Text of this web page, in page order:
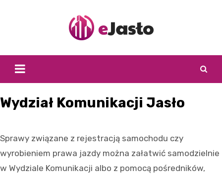
Wydział Komunikacji Jasło
Sprawy związane z rejestracją samochodu czy
wyrobieniem prawa jazdy można załatwić samodzielnie
w Wydziale Komunikacji albo z pomocą pośredników,